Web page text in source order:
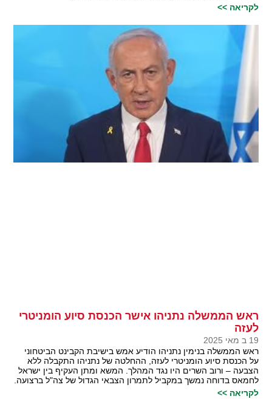
לקריאה >>
ראש הממשלה נתניהו אישר הכנסת סיוע הומניטרי
לעזה
19 ב מאי 2025
ראש הממשלה בנימין נתניהו הודיע אמש בישיבת הקבינט הביטחוני
על הכנסת סיוע הומניטרי לעזה, ההחלטה של נתניהו התקבלה ללא
הצבעה – ורוב השרים היו נגד המהלך. המשא ומתן העקיף בין ישראל
לחמאס בדוחה נמשך במקביל לתמרון הצבאי הגדול של צה"ל ברצועה.
לקריאה >>